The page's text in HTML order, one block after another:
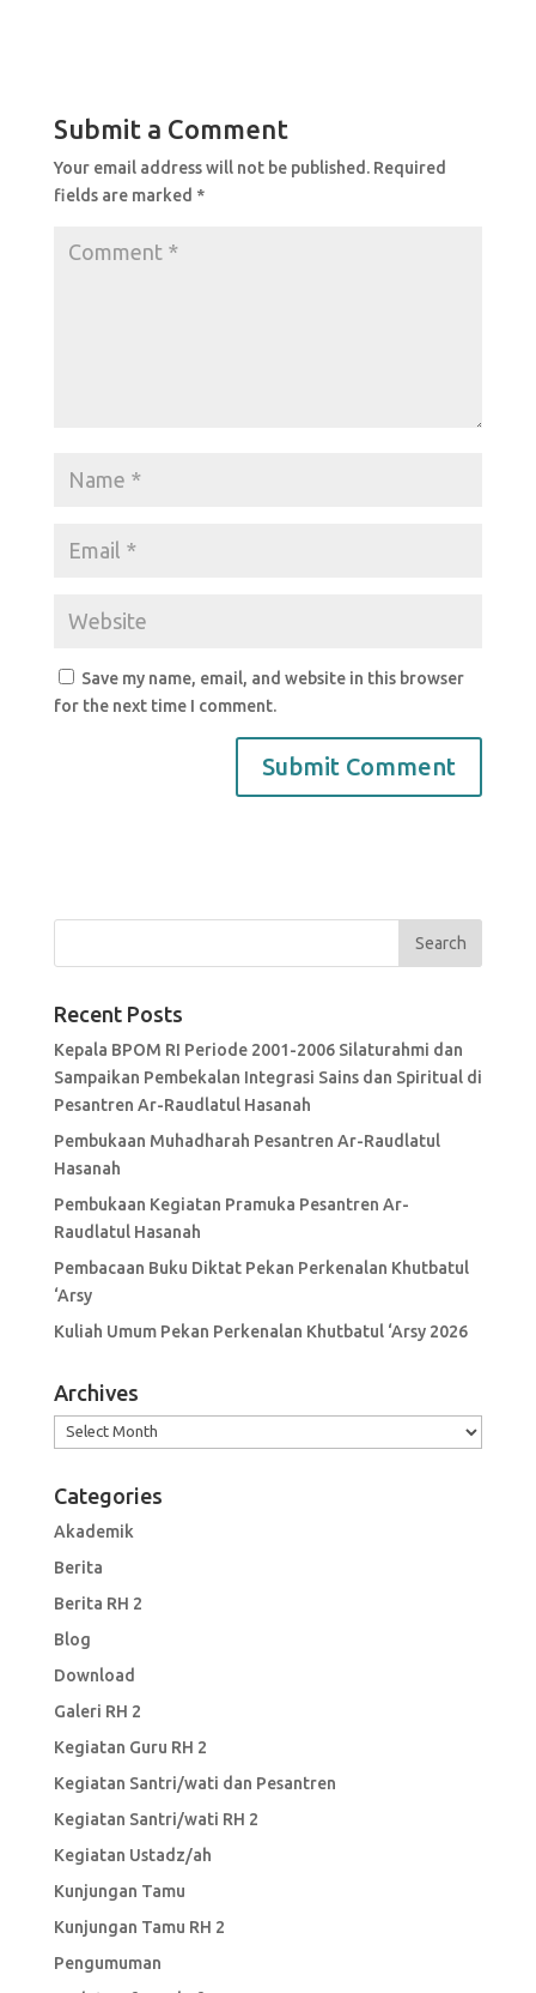
b
o
o
A
p
p
Submit a Comment
Your email address will not be published. Required
fields are marked *
Save my name, email, and website in this browser
for the next time I comment.
Recent Posts
Kepala BPOM RI Periode 2001-2006 Silaturahmi dan
Sampaikan Pembekalan Integrasi Sains dan Spiritual di
Pesantren Ar-Raudlatul Hasanah
Pembukaan Muhadharah Pesantren Ar-Raudlatul
Hasanah
Pembukaan Kegiatan Pramuka Pesantren Ar-
Raudlatul Hasanah
Pembacaan Buku Diktat Pekan Perkenalan Khutbatul
‘Arsy
Kuliah Umum Pekan Perkenalan Khutbatul ‘Arsy 2026
Archives
Archives
Categories
Akademik
Berita
Berita RH 2
Blog
Download
Galeri RH 2
Kegiatan Guru RH 2
Kegiatan Santri/wati dan Pesantren
Kegiatan Santri/wati RH 2
Kegiatan Ustadz/ah
Kunjungan Tamu
Kunjungan Tamu RH 2
Pengumuman